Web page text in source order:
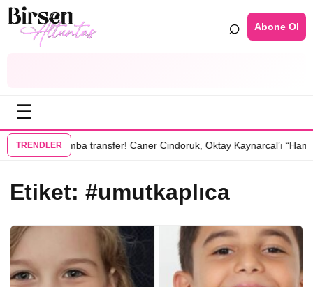
⌕ Abone Ol
☰
TRENDLER
dizisinde•Bomba transfer! Caner Cindoruk, Oktay Kaynarcal’ı
Etiket: #umutkaplıca